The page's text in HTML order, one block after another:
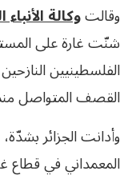
وقالتوكالة
شنّت غارة على
الفلسطينيين
القصف المتواصل منذ 11
وأدانت الجزائر
المعمداني في قطاع